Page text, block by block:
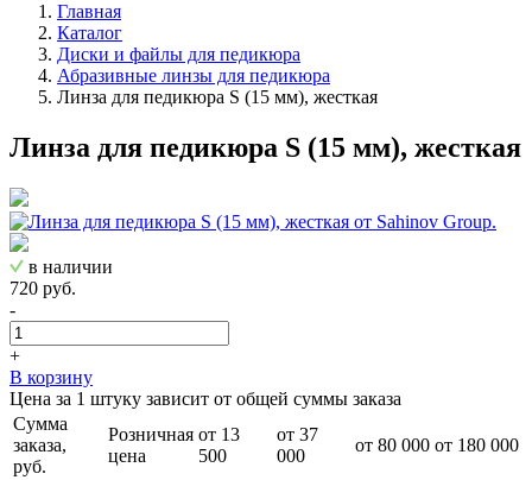
Главная
Каталог
Диски и файлы для педикюра
Абразивные линзы для педикюра
Линза для педикюра S (15 мм), жесткая
Линза для педикюра S (15 мм), жесткая
в наличии
720 руб.
-
+
В корзину
Цена за 1 штуку зависит от общей суммы заказа
Сумма
заказа,
руб.
Розничная
цена
от 13
500
от 37
000
от 80 000 от 180 000